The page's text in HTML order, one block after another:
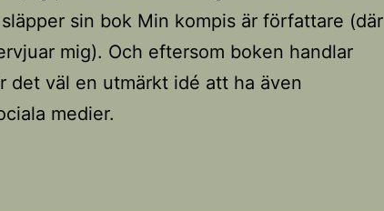
sin bok Min kompis är författare (där
mig). Och eftersom boken handlar
det väl en utmärkt idé att ha även
medier.